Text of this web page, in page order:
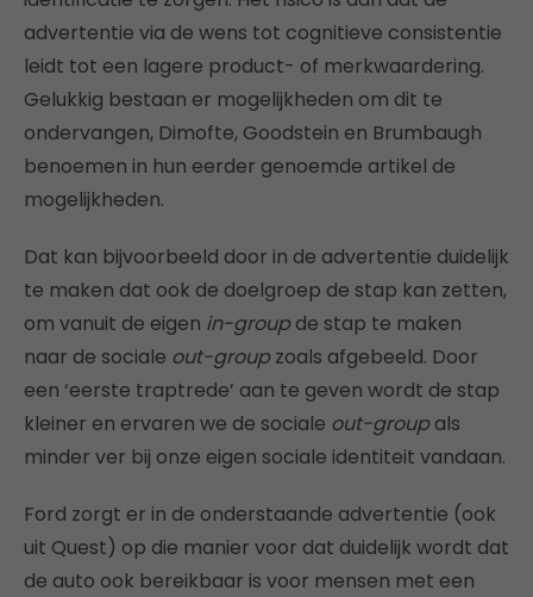
advertentie via de wens tot cognitieve consistentie
leidt tot een lagere product- of merkwaardering.
Gelukkig bestaan er mogelijkheden om dit te
ondervangen, Dimofte, Goodstein en Brumbaugh
benoemen in hun eerder genoemde artikel de
mogelijkheden.
Dat kan bijvoorbeeld door in de advertentie duidelijk
te maken dat ook de doelgroep de stap kan zetten,
om vanuit de eigen in-groupde stap te maken
naar de sociale out-groupzoals afgebeeld. Door
een ‘eerste traptrede’ aan te geven wordt de stap
kleiner en ervaren we de sociale out-groupals
minder ver bij onze eigen sociale identiteit vandaan.
Ford zorgt er in de onderstaande advertentie (ook
uit Quest) op die manier voor dat duidelijk wordt dat
de auto ook bereikbaar is voor mensen met een